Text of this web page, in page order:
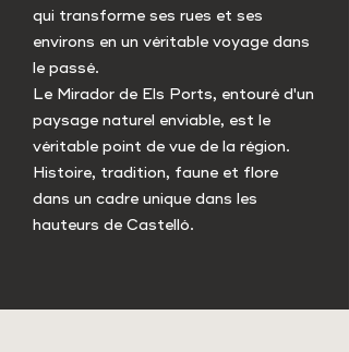
qui transforme ses rues et ses
environs en un véritable voyage dans
le passé.
Le Mirador de Els Ports, entouré d'un
paysage naturel enviable, est le
véritable point de vue de la région.
Histoire, tradition, faune et flore
dans un cadre unique dans les
hauteurs de Castelló.